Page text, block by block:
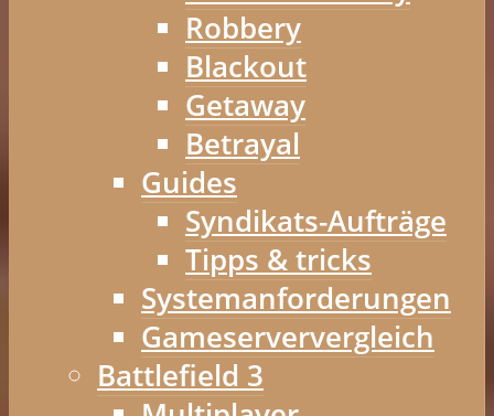
Robbery
Blackout
Getaway
Betrayal
Guides
Syndikats-Aufträge
Tipps & tricks
Systemanforderungen
Gameserververgleich
Battlefield 3